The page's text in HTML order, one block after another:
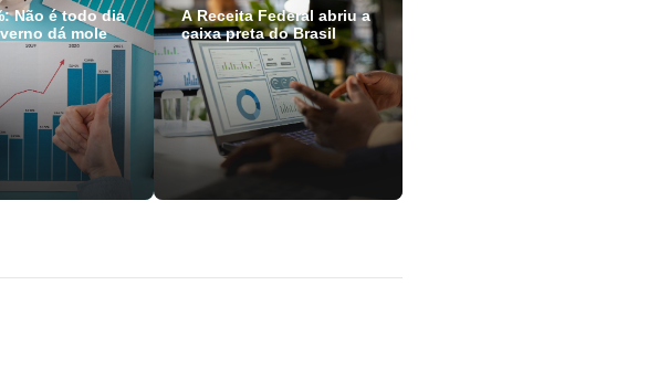
Não é todo dia
dá mole
A Receita Federal abriu a
caixa preta do Brasil